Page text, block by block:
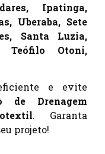
Ipatinga,
Uberaba, Sete
Santa Luzia,
Otoni,
e evite
de Drenagem
. Garanta
projeto!